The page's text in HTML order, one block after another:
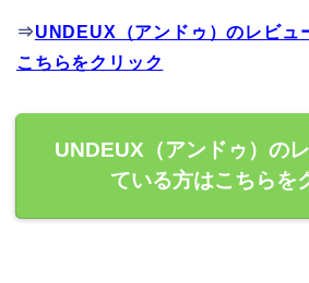
⇒UNDEUX（アンドゥ）のレビュ
こちらをクリック
UNDEUX（アンドゥ）の
ている方はこちらを